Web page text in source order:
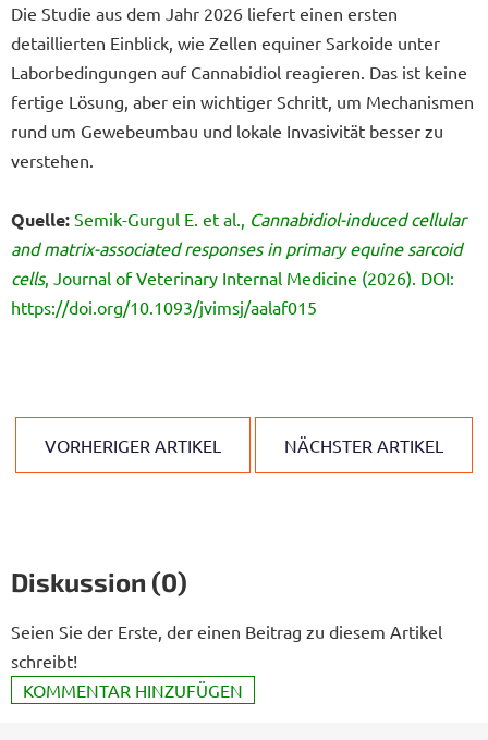
Die Studie aus dem Jahr 2026 liefert einen ersten
detaillierten Einblick, wie Zellen equiner Sarkoide unter
Laborbedingungen auf Cannabidiol reagieren. Das ist keine
fertige Lösung, aber ein wichtiger Schritt, um Mechanismen
rund um Gewebeumbau und lokale Invasivität besser zu
verstehen.
Quelle: Semik-Gurgul E. et al., Cannabidiol-induced cellular
and matrix-associated responses in primary equine sarcoid
cells, Journal of Veterinary Internal Medicine (2026). DOI:
https://doi.org/10.1093/jvimsj/aalaf015
VORHERIGER ARTIKEL NÄCHSTER ARTIKEL
Diskussion (0)
Seien Sie der Erste, der einen Beitrag zu diesem Artikel
schreibt!
KOMMENTAR HINZUFÜGEN